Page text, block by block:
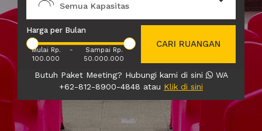
Semua Kapasitas
Harga per Bulan
Mulai Rp.
100.000
-
Sampai Rp.
50.000.000
CARI RUANGAN
Butuh Paket Meeting? Hubungi kami di sini
WA
+62-812-8900-4848 atau Klik di sini